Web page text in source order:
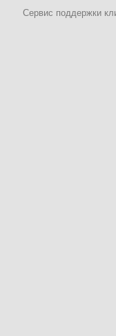
Сервис поддержки